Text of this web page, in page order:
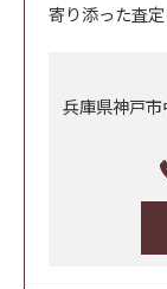
寄り添った査定
兵庫県神戸